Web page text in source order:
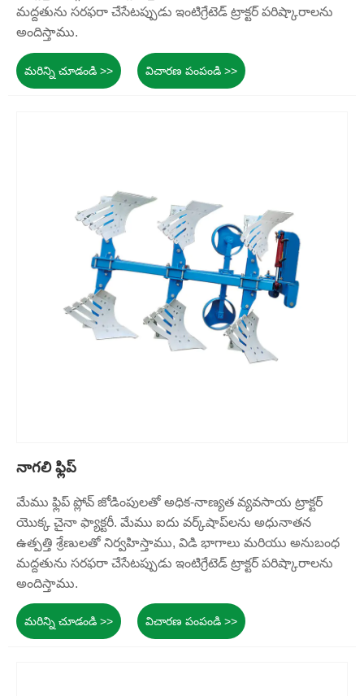
మద్దతును సరఫరా చేసేటప్పుడు ఇంటిగ్రేటెడ్ ట్రాక్టర్ పరిష్కారాలను
అందిస్తాము.
మరిన్ని చూడండి >> విచారణ పంపండి >>
నాగలి ఫ్లిప్
మేము ఫ్లిప్ ప్లోవ్ జోడింపులతో అధిక-నాణ్యత వ్యవసాయ ట్రాక్టర్
యొక్క చైనా ఫ్యాక్టరీ. మేము ఐదు వర్క్‌షాప్‌లను అధునాతన
ఉత్పత్తి శ్రేణులతో నిర్వహిస్తాము, విడి భాగాలు మరియు అనుబంధ
మద్దతును సరఫరా చేసేటప్పుడు ఇంటిగ్రేటెడ్ ట్రాక్టర్ పరిష్కారాలను
అందిస్తాము.
మరిన్ని చూడండి >> విచారణ పంపండి >>